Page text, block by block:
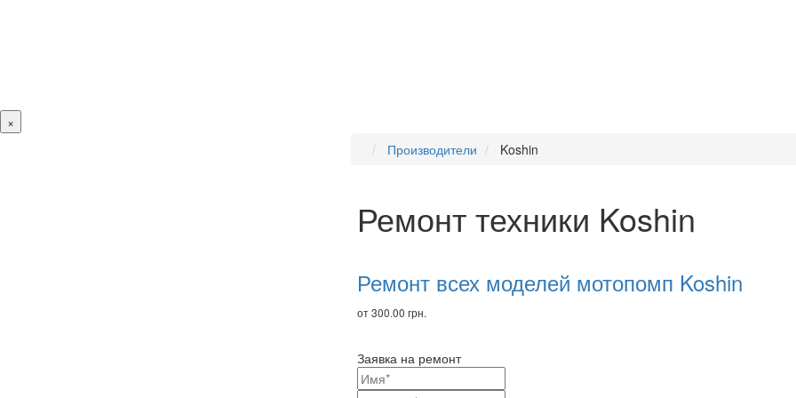
×
Производители
Koshin
Ремонт техники Koshin
товары
Ремонт всех моделей мотопомп Koshin
от 300.00 грн.
Заявка на ремонт
Ваши